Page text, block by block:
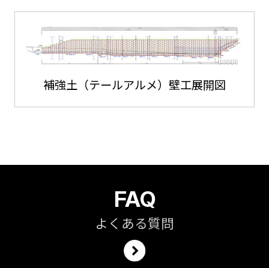
補強土（テールアルメ）壁工展開図
FAQ
よくある質問